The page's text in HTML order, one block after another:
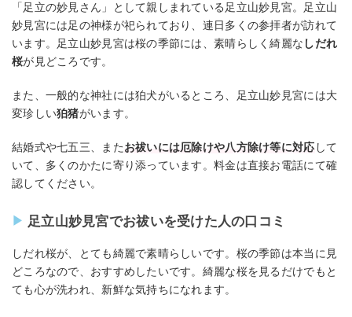
「足立の妙見さん」として親しまれている足立山妙見宮。足立山
妙見宮には足の神様が祀られており、連日多くの参拝者が訪れて
います。足立山妙見宮は桜の季節には、素晴らしく綺麗な しだれ
桜が見どころです。
また、一般的な神社には狛犬がいるところ、足立山妙見宮には大
変珍しい狛猪がいます。
結婚式や七五三、またお祓いには厄除けや八方除け等に対応して
いて、多くのかたに寄り添っています。料金は直接お電話にて確
認してください。
足立山妙見宮でお祓いを受けた人の口コミ
しだれ桜が、とても綺麗で素晴らしいです。桜の季節は本当に見
どころなので、おすすめしたいです。綺麗な桜を見るだけでもと
ても心が洗われ、新鮮な気持ちになれます。